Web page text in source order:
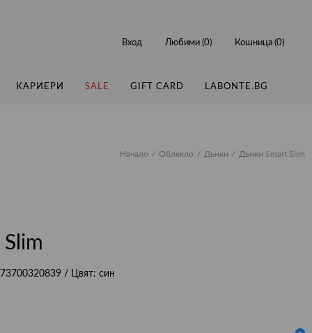
КАРИЕРИ SALE GIFT CARD LABONTE.BG
Вход Любими (0) Кошница (0)
Начало Облекло Дънки Дънки Smart Slim
/ Цвят: син